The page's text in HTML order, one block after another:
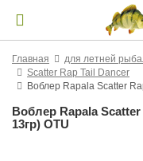
Главная для летней
Scatter Rap Tail Dancer
Воблер Rapala Scatter
Воблер Rapala
13гр) OTU